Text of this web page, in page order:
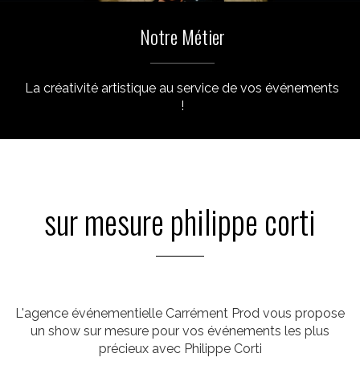
Notre Métier
La créativité artistique au service de vos événements
!
sur mesure philippe corti
L'agence événementielle Carrément Prod vous propose
un show sur mesure pour vos événements les plus
précieux avec Philippe Corti